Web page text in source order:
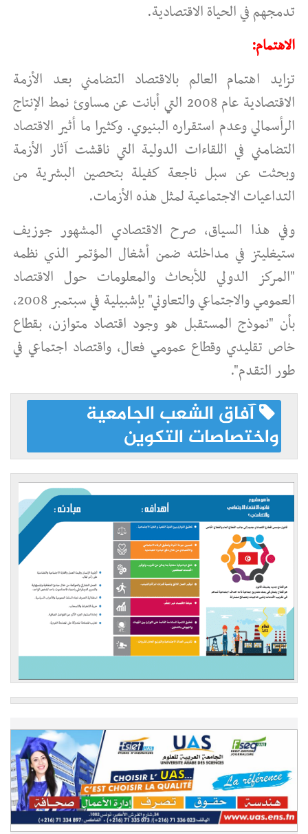
تدمجهم في الحياة الاقتصادية.
الاهتمام:
تزايد اهتمام العالم بالاقتصاد التضامني بعد الأزمة
الاقتصادية عام 2008 التي أبانت عن مساوئ نمط الإنتاج
الرأسمالي وعدم استقراره البنيوي. وكثيرا ما أثير الاقتصاد
التضامني في اللقاءات الدولية التي ناقشت آثار الأزمة
وبحثت عن سبل ناجعة كفيلة بتحصين البشرية من
التداعيات الاجتماعية لمثل هذه الأزمات.
وفي هذا السياق، صرح الاقتصادي المشهور جوزيف
ستيغليتز في مداخلته ضمن أشغال المؤتمر الذي نظمه
"المركز الدولي للأبحاث والمعلومات حول الاقتصاد
العمومي والاجتماعي والتعاوني" بإشبيلية في سبتمبر 2008،
بأن "نموذج المستقبل هو وجود اقتصاد متوازن، بقطاع
خاص تقليدي وقطاع عمومي فعال، واقتصاد اجتماعي في
طور التقدم".
آفاق الشعب الجامعية
واختصاصات التكوين